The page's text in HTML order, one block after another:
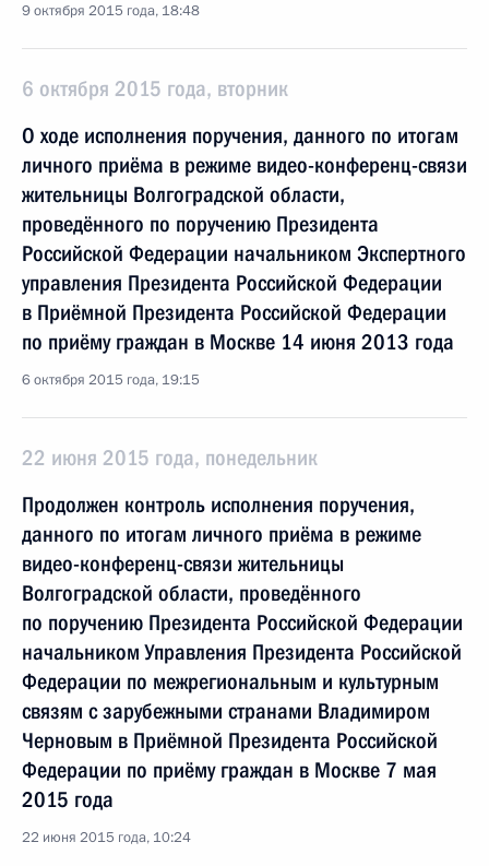
9 октября 2015 года, 18:48
6 октября 2015 года, вторник
О ходе исполнения поручения, данного по итогам
личного приёма в режиме видео-конференц-связи
жительницы Волгоградской области,
проведённого по поручению Президента
Российской Федерации начальником Экспертного
управления Президента Российской Федерации
в Приёмной Президента Российской Федерации
по приёму граждан в Москве 14 июня 2013 года
6 октября 2015 года, 19:15
22 июня 2015 года, понедельник
Продолжен контроль исполнения поручения,
данного по итогам личного приёма в режиме
видео-конференц-связи жительницы
Волгоградской области, проведённого
по поручению Президента Российской Федерации
начальником Управления Президента Российской
Федерации по межрегиональным и культурным
связям с зарубежными странами Владимиром
Черновым в Приёмной Президента Российской
Федерации по приёму граждан в Москве 7 мая
2015 года
22 июня 2015 года, 10:24